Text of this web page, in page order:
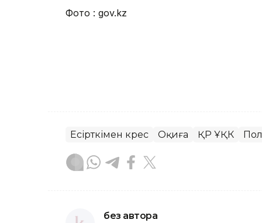
Фото : gov.kz
Есірткімен күрес Оқиға ҚР ҰҚК
без автора